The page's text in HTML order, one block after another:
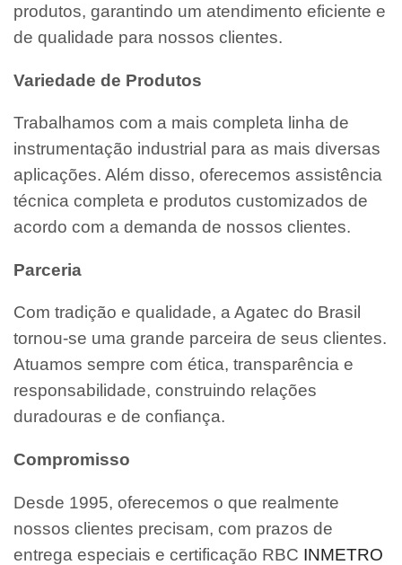
produtos, garantindo um atendimento eficiente e
de qualidade para nossos clientes.
Variedade de Produtos
Trabalhamos com a mais completa linha de
instrumentação industrial para as mais diversas
aplicações. Além disso, oferecemos assistência
técnica completa e produtos customizados de
acordo com a demanda de nossos clientes.
Parceria
Com tradição e qualidade, a Agatec do Brasil
tornou-se uma grande parceira de seus clientes.
Atuamos sempre com ética, transparência e
responsabilidade, construindo relações
duradouras e de confiança.
Compromisso
Desde 1995, oferecemos o que realmente
nossos clientes precisam, com prazos de
entrega especiais e certificação RBC INMETRO